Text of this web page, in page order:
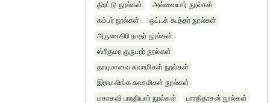
திரட்டு நூல்கள்
அவ்வையார் நூல்கள்
கம்பர் நூல்கள்
ஒட்டக் கூத்தர் நூல்கள்
அருணகிரி நாதர் நூல்கள்
ஸ்ரீகுமர குருபரர் நூல்கள்
தாயுமானவ சுவாமிகள் நூல்கள்
இராமலிங்க சுவாமிகள் நூல்கள்
மகாகவி பாரதியார் நூல்கள்
பாரதிதாசன் நூல்கள்